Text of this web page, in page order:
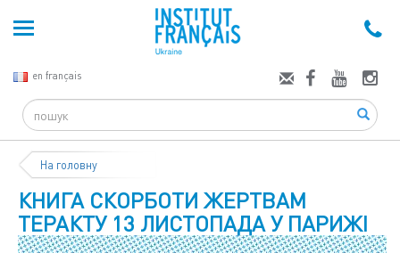
en français
Search
На головну
КНИГА СКОРБОТИ ЖЕРТВАМ
ТЕРАКТУ 13 ЛИСТОПАДА У ПАРИЖІ